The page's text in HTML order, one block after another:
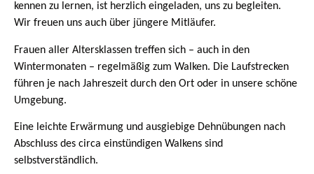
kennen zu lernen, ist herzlich eingeladen, uns zu begleiten.
Wir freuen uns auch über jüngere Mitläufer.
Frauen aller Altersklassen treffen sich – auch in den
Wintermonaten – regelmäßig zum Walken. Die Laufstrecken
führen je nach Jahreszeit durch den Ort oder in unsere schöne
Umgebung.
Eine leichte Erwärmung und ausgiebige Dehnübungen nach
Abschluss des circa einstündigen Walkens sind
selbstverständlich.